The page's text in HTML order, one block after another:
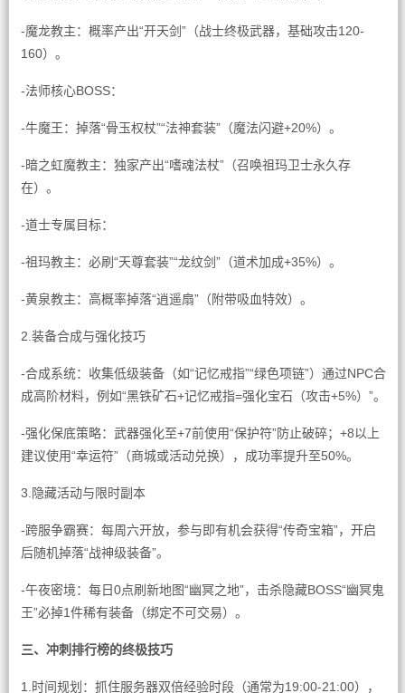
-魔龙教主：概率产出“开天剑”（战士终极武器，基础攻击120-
160）。
-法师核心BOSS：
-牛魔王：掉落“骨玉权杖”“法神套装”（魔法闪避+20%）。
-暗之虹魔教主：独家产出“嗜魂法杖”（召唤祖玛卫士永久存
在）。
-道士专属目标：
-祖玛教主：必刷“天尊套装”“龙纹剑”（道术加成+35%）。
-黄泉教主：高概率掉落“逍遥扇”（附带吸血特效）。
2.装备合成与强化技巧
-合成系统：收集低级装备（如“记忆戒指”“绿色项链”）通过NPC合
成高阶材料，例如“黑铁矿石+记忆戒指=强化宝石（攻击+5%）”。
-强化保底策略：武器强化至+7前使用“保护符”防止破碎；+8以上
建议使用“幸运符”（商城或活动兑换），成功率提升至50%。
3.隐藏活动与限时副本
-跨服争霸赛：每周六开放，参与即有机会获得“传奇宝箱”，开启
后随机掉落“战神级装备”。
-午夜密境：每日0点刷新地图“幽冥之地”，击杀隐藏BOSS“幽冥鬼
王”必掉1件稀有装备（绑定不可交易）。
三、冲刺排行榜的终极技巧
1.时间规划：抓住服务器双倍经验时段（通常为19:00-21:00），